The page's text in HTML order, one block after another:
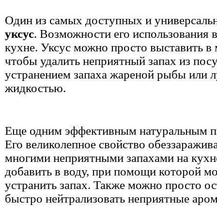
Один из самых доступных и
уксус. Возможности его использования
кухне. Уксус можно просто выставить
чтобы удалить неприятный запах из
устранением запаха жареной рыбы или
жидкостью.
Еще одним эффективным натуральным
Его великолепное свойство
многими неприятными запахами на
добавить в воду, при помощи которой
устранить запах. Также можно просто
быстро нейтрализовать неприятные